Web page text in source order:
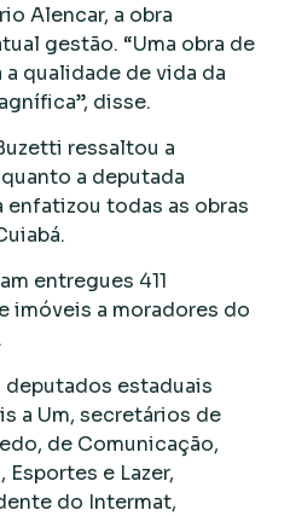
Alencar, a obra
gestão. “Uma obra de
qualidade de vida da
disse.
ressaltou a
a deputada
enfatizou todas as obras
entregues 411
imóveis a moradores do
deputados estaduais
a Um, secretários de
de Comunicação,
Esportes e Lazer,
do Intermat,